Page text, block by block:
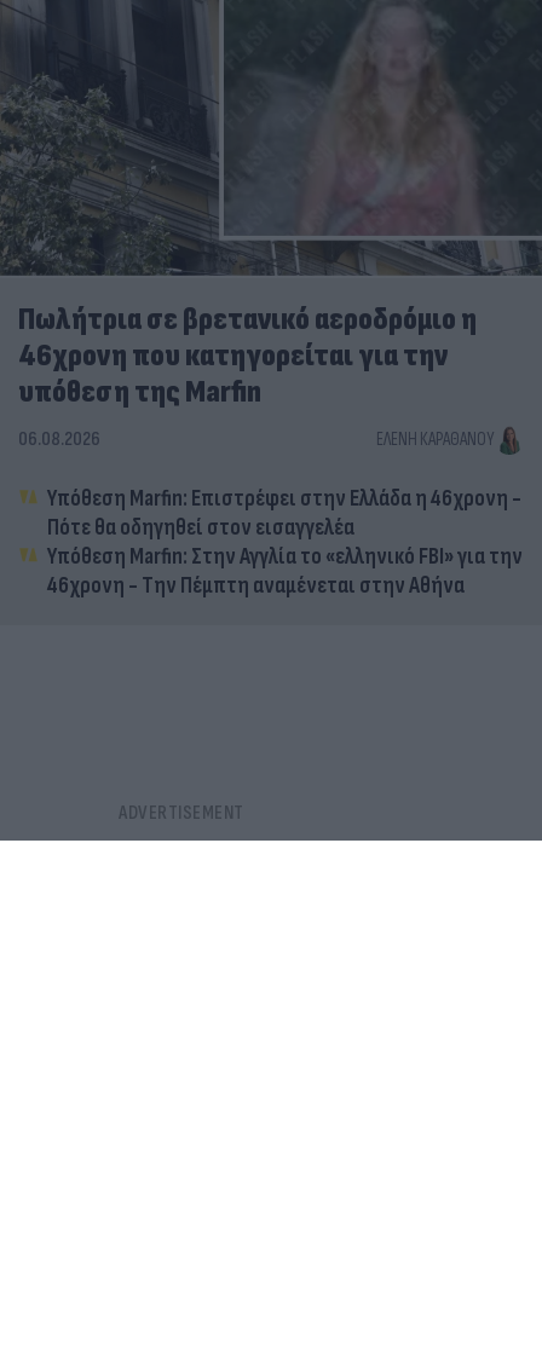
Πωλήτρια σε βρετανικό αεροδρόμιο η
46χρονη που κατηγορείται για την
υπόθεση της Marfin
06.08.2026 ΕΛΈΝΗ ΚΑΡΑΘΆΝΟΥ
Υπόθεση Marfin: Επιστρέφει στην Ελλάδα η 46χρονη -
Πότε θα οδηγηθεί στον εισαγγελέα
Υπόθεση Marfin: Στην Αγγλία το «ελληνικό FBI» για την
46χρονη - Την Πέμπτη αναμένεται στην Αθήνα